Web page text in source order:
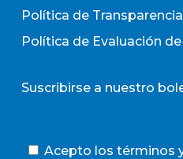
Política de Transparencia
Política de Evaluación
Suscribirse a nuestro
Acepto los términos